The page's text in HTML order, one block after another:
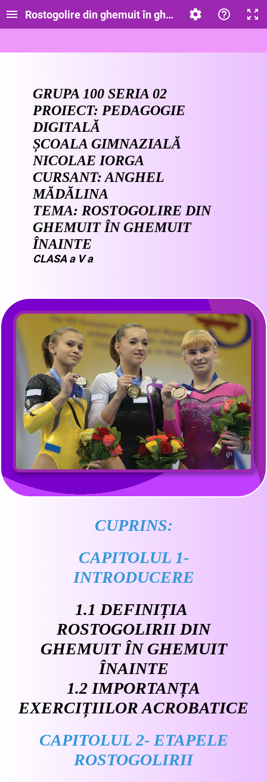
Rostogolire din ghemuit în ghemuit înainte
GRUPA 100 SERIA 02
PROIECT: PEDAGOGIE
DIGITALĂ
ȘCOALA GIMNAZIALĂ
NICOLAE IORGA
CURSANT: ANGHEL
MĂDĂLINA
TEMA: ROSTOGOLIRE DIN
GHEMUIT ÎN GHEMUIT
ÎNAINTE
CLASA a V a
CUPRINS:
CAPITOLUL 1-
INTRODUCERE
1.1 DEFINIȚIA
ROSTOGOLIRII DIN
GHEMUIT ÎN GHEMUIT
ÎNAINTE
1.2 IMPORTANȚA
EXERCIȚIILOR ACROBATICE
CAPITOLUL 2- ETAPELE
ROSTOGOLIRII